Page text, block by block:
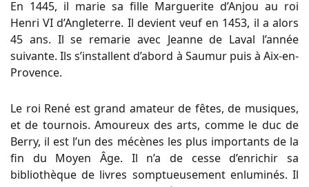
En 1445, il marie sa fille Marguerite d’Anjou au roi
Henri VI d’Angleterre. Il devient veuf en 1453, il a alors
45 ans. Il se remarie avec Jeanne de Laval l’année
suivante. Ils s’installent d’abord à Saumur puis à Aix-en-
Provence.
Le roi René est grand amateur de fêtes, de musiques,
et de tournois. Amoureux des arts, comme le duc de
Berry, il est l’un des mécènes les plus importants de la
fin du Moyen Âge. Il n’a de cesse d’enrichir sa
bibliothèque de livres somptueusement enluminés. Il